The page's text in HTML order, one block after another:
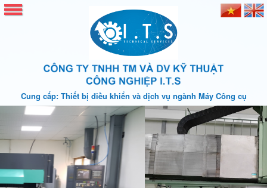
Cung cấp: Thiết bị điều khiển và dịch vụ ngành Máy Công cụ